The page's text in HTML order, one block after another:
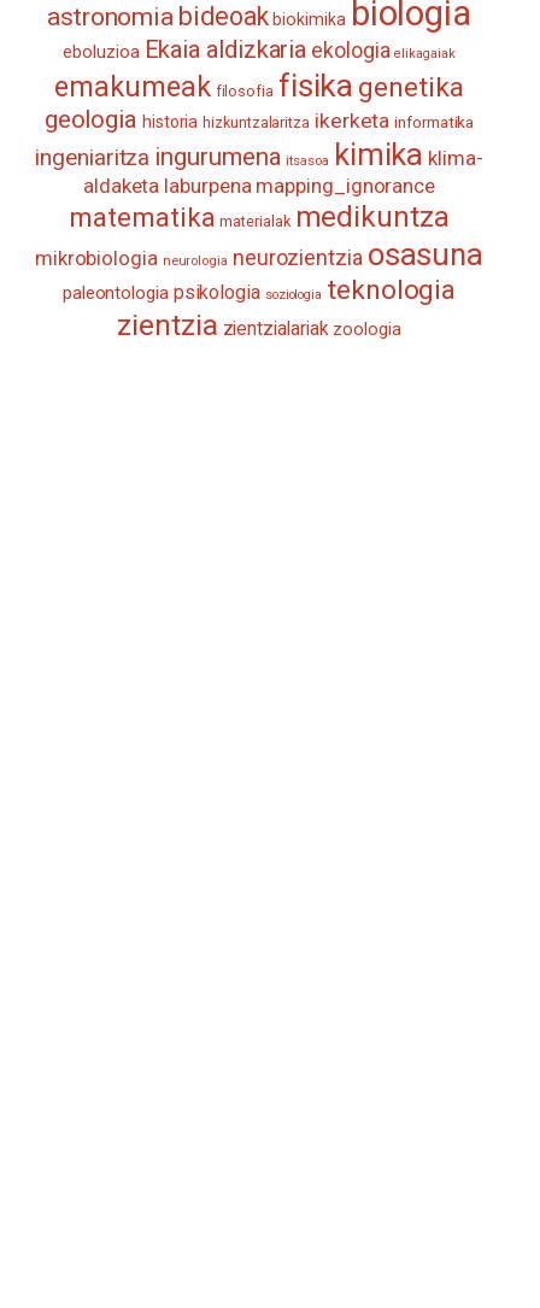
astronomia bideoak biokimika biologia
eboluzioa Ekaia aldizkaria ekologia elikagaiak
emakumeak filosofia fisika genetika
geologia historia hizkuntzalaritza ikerketa informatika
ingeniaritza ingurumena itsasoa kimika klima-
aldaketa laburpena mapping_ignorance
matematika materialak medikuntza
mikrobiologia neurologia neurozientzia osasuna
paleontologia psikologia soziologia teknologia
zientzia zientzialariak zoologia